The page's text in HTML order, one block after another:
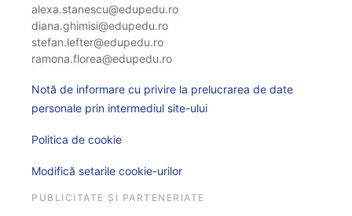
alexa.stanescu@edupedu.ro
diana.ghimisi@edupedu.ro
stefan.lefter@edupedu.ro
ramona.florea@edupedu.ro
Notă de informare cu privire la prelucrarea de date
personale prin intermediul site-ului
Politica de cookie
Modifică setarile cookie-urilor
PUBLICITATE ȘI PARTENERIATE